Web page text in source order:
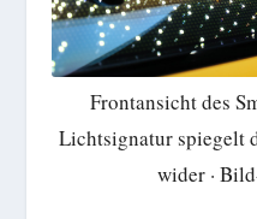
Frontansicht des
Lichtsignatur spiegelt
wider ·